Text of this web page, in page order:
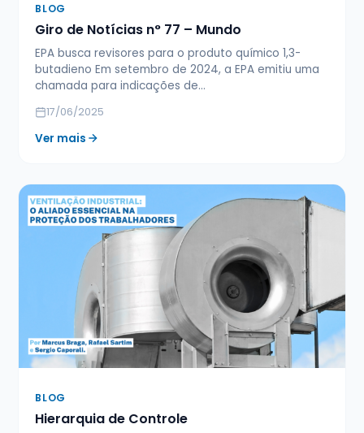
BLOG
Giro de Notícias n° 77 – Mundo
EPA busca revisores para o produto químico 1,3-
butadieno Em setembro de 2024, a EPA emitiu uma
chamada para indicações de…
17/06/2025
Ver mais
BLOG
Hierarquia de Controle